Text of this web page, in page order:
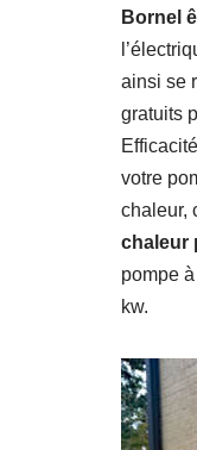
Bornel
ainsi se
gratuits
votre
chaleur,
chaleur
pompe
kw.